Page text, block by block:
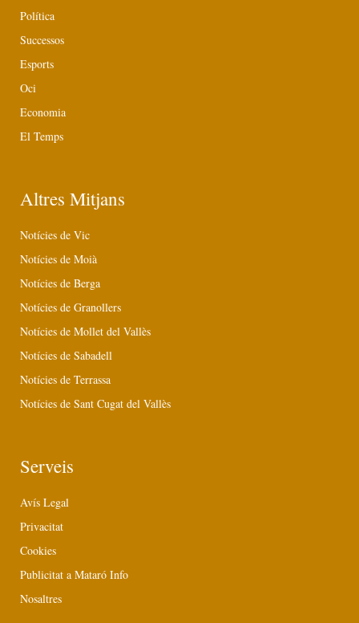
Política
Successos
Esports
Oci
Economia
El Temps
Altres Mitjans
Notícies de Vic
Notícies de Moià
Notícies de Berga
Notícies de Granollers
Notícies de Mollet del Vallès
Notícies de Sabadell
Notícies de Terrassa
Notícies de Sant Cugat del Vallès
Serveis
Avís Legal
Privacitat
Cookies
Publicitat a Mataró Info
Nosaltres